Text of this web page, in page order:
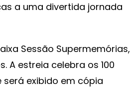
a uma divertida jornada
Sessão Supermemórias,
A estreia celebra os 100
será exibido em cópia